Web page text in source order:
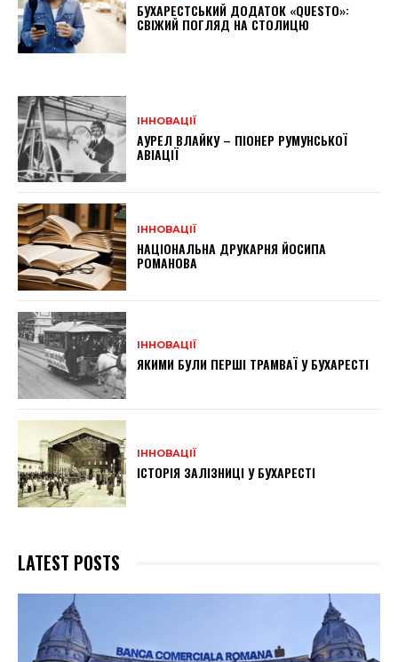
БУХАРЕСТСЬКИЙ ДОДАТОК «QUESTO»:
СВІЖИЙ ПОГЛЯД НА СТОЛИЦЮ
ІННОВАЦІЇ
АУРЕЛ ВЛАЙКУ – ПІОНЕР РУМУНСЬКОЇ
АВІАЦІЇ
ІННОВАЦІЇ
НАЦІОНАЛЬНА ДРУКАРНЯ ЙОСИПА
РОМАНОВА
ІННОВАЦІЇ
ЯКИМИ БУЛИ ПЕРШІ ТРАМВАЇ У БУХАРЕСТІ
ІННОВАЦІЇ
ІСТОРІЯ ЗАЛІЗНИЦІ У БУХАРЕСТІ
LATEST POSTS